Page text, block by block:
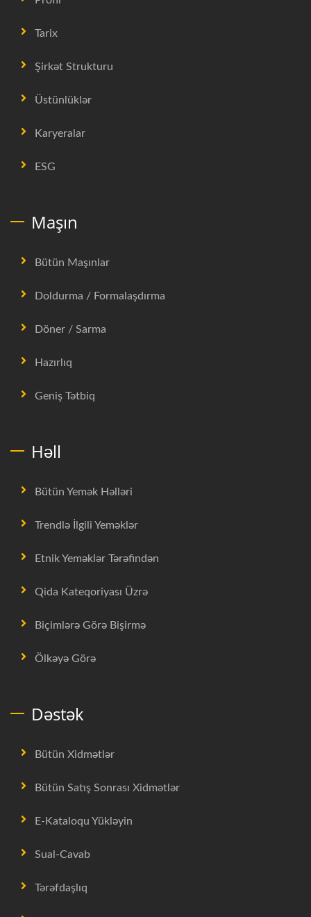
Tarix
Şirkət Strukturu
Üstünlüklər
Karyeralar
ESG
Maşın
Bütün Maşınlar
Doldurma / Formalaşdırma
Döner / Sarma
Hazırlıq
Geniş Tətbiq
Həll
Bütün Yemək Həlləri
Trendlə İlgili Yeməklər
Etnik Yeməklər Tərəfindən
Qida Kateqoriyası Üzrə
Biçimlərə Görə Bişirmə
Ölkəyə Görə
Dəstək
Bütün Xidmətlər
Bütün Satış Sonrası Xidmətlər
E-Kataloqu Yükləyin
Sual-Cavab
Tərəfdaşlıq